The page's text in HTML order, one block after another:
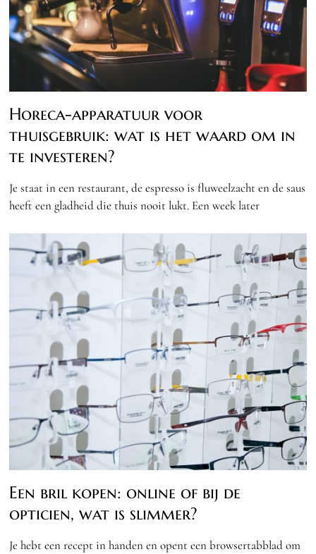
Horeca-apparatuur voor
thuisgebruik: wat is het waard om in
te investeren?
Je staat in een restaurant, de espresso is fluweelzacht en de saus
heeft een gladheid die thuis nooit lukt. Een week later
Een bril kopen: online of bij de
opticien, wat is slimmer?
Je hebt een recept in handen en opent een browsertabblad om